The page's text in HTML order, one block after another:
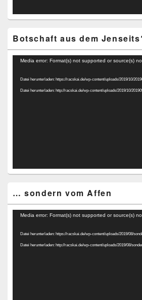
Botschaft aus dem
Video-
Media error: Format(s) not supported or source(s)
Datei herunterladen: https://racskai.de/wp-content/uploads/2019/10/
Datei herunterladen: http://racskai.de/wp-content/uploads/2019/10/
… sondern vom Affen
Video-
Media error: Format(s) not supported or source(s)
Datei herunterladen: https://racskai.de/wp-content/uploads/2019/08/
Datei herunterladen: http://racskai.de/wp-content/uploads/2019/08/